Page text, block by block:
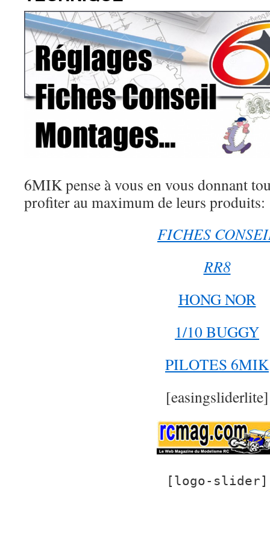
6MIK pense à vous en vous donnant
profiter au maximum de leurs produits:
FICHES
RR8
HONG NOR
1/10 BUGGY
PILOTES 6MIK
[easingsliderlite]
[logo-slider]